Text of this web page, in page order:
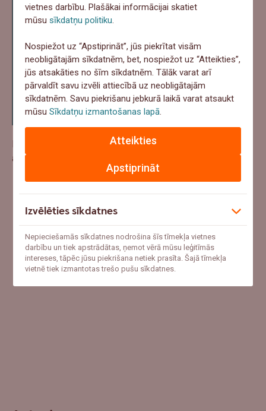
pamatprasmēm, mūsu iepriekšējām
paaudzēm nemaz nebija pieejamas.
Finanšu pratība jāstiprina ne vien
ģimenēs, bet arī skolās, kur bērniem
iespējams dot mūsdienīgu un praktisku
skatījumu uz to, kā gudri rīkoties ar
naudu," norāda E.Kropa.
Plašāka informācija un pārējās aktivitātes atrodamas
avīzē:
vietnes darbību. Plašākai informācijai skatiet
mūsusīkdatņu politiku.
Nospiežot uz “Apstiprināt”, jūs piekrītat visām
neobligātajām sīkdatnēm, bet, nospiežot uz “Atteikties”,
jūs atsakāties no šīm sīkdatnēm. Tālāk varat arī
pārvaldīt savu izvēli attiecībā uz neobligātajām
sīkdatnēm. Savu piekrišanu jebkurā laikā varat atsaukt
mūsuSīkdatņu izmantošanas lapā.
Apstiprināt
Atteikties
Izvēlēties sīkdatnes
Nepieciešamās sīkdatnes nodrošina šīs tīmekļa vietnes
darbību un tiek apstrādātas, ņemot vērā mūsu leģitīmās
intereses, tāpēc jūsu piekrišana netiek prasīta. Šajā tīmekļa
vietnē tiek izmantotas trešo pušu sīkdatnes.